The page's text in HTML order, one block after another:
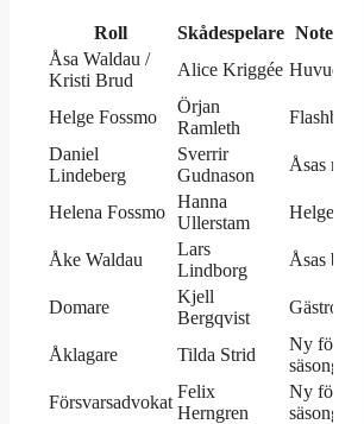
Roll Skådespelare Notering
Åsa Waldau /
Kristi Brud
Alice Kriggée Huvudroll
Helge Fossmo
Örjan
Ramleth
Flashbacks
Daniel
Lindeberg
Sverrir
Gudnason
Åsas make
Helena Fossmo
Hanna
Ullerstam
Helges fru
Åke Waldau
Lars
Lindborg
Åsas bror
Domare
Kjell
Bergqvist
Gästroll
Åklagare Tilda Strid
Ny för
säsong 2
Försvarsadvokat
Felix
Herngren
Ny för
säsong 2